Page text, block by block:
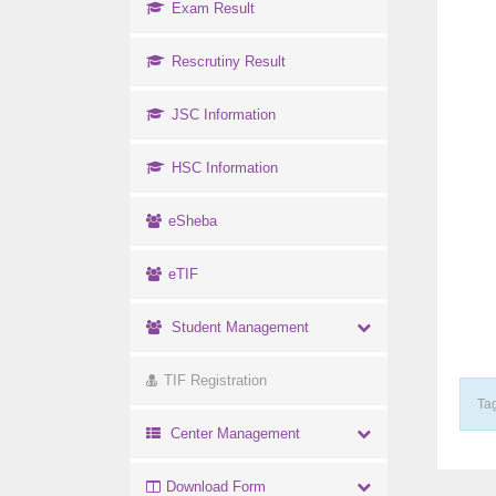
Exam Result
Rescrutiny Result
JSC Information
HSC Information
eSheba
eTIF
Student Management
TIF Registration
Center Management
Download Form